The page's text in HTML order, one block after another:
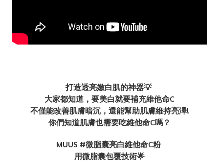
打造透亮嫩白肌的神器💡
大家都知道，要美白就要補充維他命C
不僅能改善肌膚暗沉，還能幫助肌膚維持亮澤!
你們知道肌膚也需要吃維他命C嗎？
MUUS #微脂囊亮白維他命C粉
用微脂囊包覆技術🌟